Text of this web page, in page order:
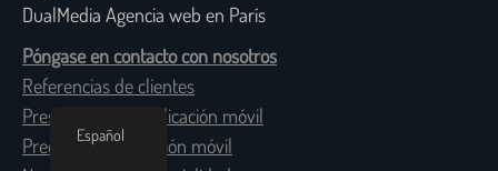
DualMedia Agencia web en París
Póngase en contacto con nosotros
Referencias de clientes
Presupuesto de aplicación móvil
Precio de la aplicación móvil
Español